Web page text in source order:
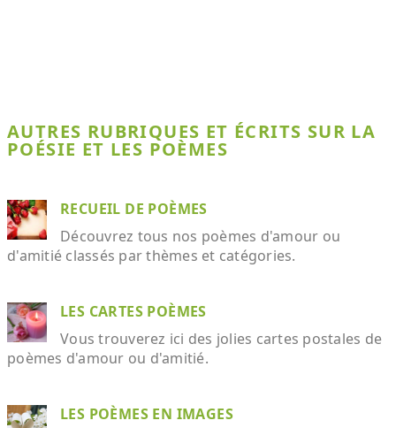
AUTRES RUBRIQUES ET ÉCRITS SUR LA
POÉSIE ET LES POÈMES
RECUEIL DE POÈMES
Découvrez tous nos poèmes d'amour ou
d'amitié classés par thèmes et catégories.
LES CARTES POÈMES
Vous trouverez ici des jolies cartes postales de
poèmes d'amour ou d'amitié.
LES POÈMES EN IMAGES